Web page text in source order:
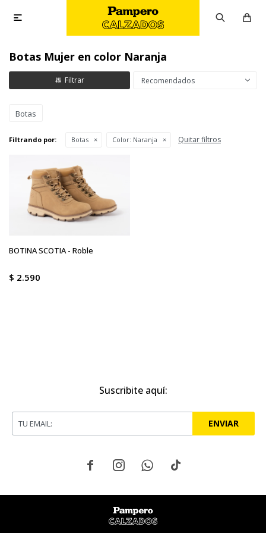

Botas Mujer en color Naranja
Recomendados
Botas
Filtrando por: Botas Color: Naranja Quitar filtros
BOTINA SCOTIA - Roble
$ 2.590
Suscribite aquí:
ENVIAR
   